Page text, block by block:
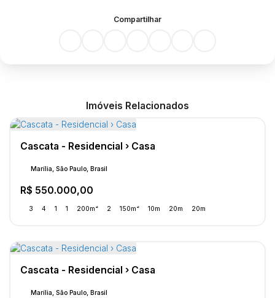
Compartilhar
Imóveis Relacionados
Cascata - Residencial › Casa
R$ 550.000,00
Marília, São Paulo, Brasil
3 4 1 1 200m² 2 150m² 10m 20m 20m
Cascata - Residencial › Casa
Marília, São Paulo, Brasil